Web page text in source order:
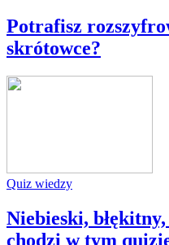
Potrafisz
skrótowce?
Quiz wiedzy
Niebieski,
chodzi w tym